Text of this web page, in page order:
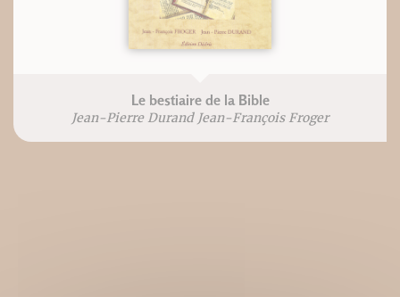
Le bestiaire de la Bible
Jean-Pierre Durand Jean-François Froger